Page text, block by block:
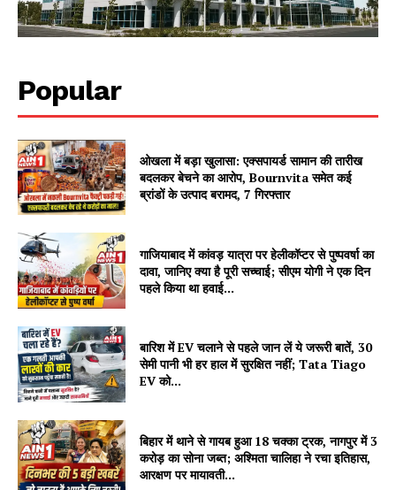
Popular
ओखला में बड़ा खुलासा: एक्सपायर्ड सामान की तारीख
बदलकर बेचने का आरोप, Bournvita समेत कई
ब्रांडों के उत्पाद बरामद, 7 गिरफ्तार
गाजियाबाद में कांवड़ यात्रा पर हेलीकॉप्टर से पुष्पवर्षा का
दावा, जानिए क्या है पूरी सच्चाई; सीएम योगी ने एक दिन
पहले किया था हवाई...
बारिश में EV चलाने से पहले जान लें ये जरूरी बातें, 30
सेमी पानी भी हर हाल में सुरक्षित नहीं; Tata Tiago
EV को...
बिहार में थाने से गायब हुआ 18 चक्का ट्रक, नागपुर में 3
करोड़ का सोना जब्त; अश्मिता चालिहा ने रचा इतिहास,
आरक्षण पर मायावती...